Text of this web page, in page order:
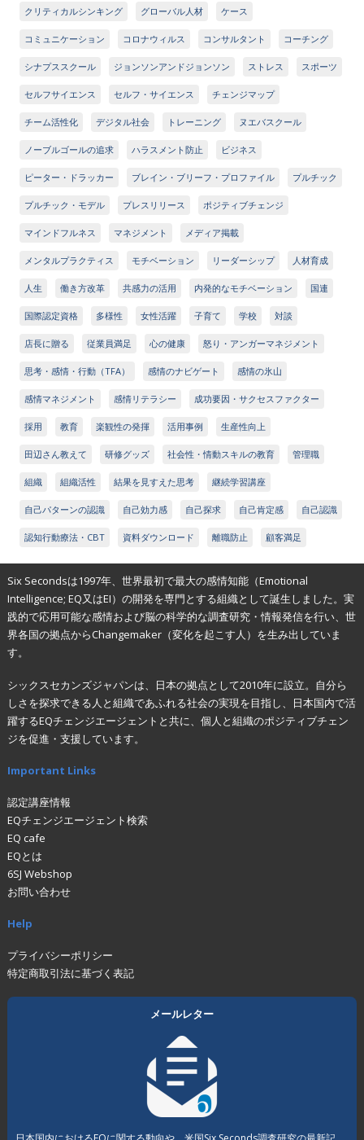
クリティカルシンキング グローバル人材 ケース
コミュニケーション コロナウィルス コンサルタント コーチング
シナプススクール ジョンソンアンドジョンソン ストレス スポーツ
セルフサイエンス セルフ・サイエンス チェンジマップ
チーム活性化 デジタル社会 トレーニング ヌエバスクール
ノーブルゴールの追求 ハラスメント防止 ビジネス
ピーター・ドラッカー ブレイン・ブリーフ・プロファイル プルチック
プルチック・モデル プレスリリース ポジティブチェンジ
マインドフルネス マネジメント メディア掲載
メンタルプラクティス モチベーション リーダーシップ 人材育成
人生 働き方改革 共感力の活用 内発的なモチベーション 国連
国際認定資格 多様性 女性活躍 子育て 学校 対談
店長に贈る 従業員満足 心の健康 怒り・アンガーマネジメント
思考・感情・行動（TFA） 感情のナビゲート 感情の氷山
感情マネジメント 感情リテラシー 成功要因・サクセスファクター
採用 教育 楽観性の発揮 活用事例 生産性向上
田辺さん教えて 研修グッズ 社会性・情動スキルの教育 管理職
組織 組織活性 結果を見すえた思考 継続学習講座
自己パターンの認識 自己効力感 自己探求 自己肯定感 自己認識
認知行動療法・CBT 資料ダウンロード 離職防止 顧客満足
Six Secondsは1997年、世界最初で最大の感情知能（Emotional
Intelligence; EQ又はEI）の開発を専門とする組織として誕生しました。実
践的で応用可能な感情および脳の科学的な調査研究・情報発信を行い、世
界各国の拠点からChangemaker（変化を起こす人）を生み出していま
す。
シックスセカンズジャパンは、日本の拠点として2010年に設立。自分ら
しさを探求できる人と組織であふれる社会の実現を目指し、日本国内で活
躍するEQチェンジエージェントと共に、個人と組織のポジティブチェン
ジを促進・支援しています。
Important Links
認定講座情報
EQチェンジエージェント検索
EQ cafe
EQとは
6SJ Webshop
お問い合わせ
Help
プライバシーポリシー
特定商取引法に基づく表記
メールレター